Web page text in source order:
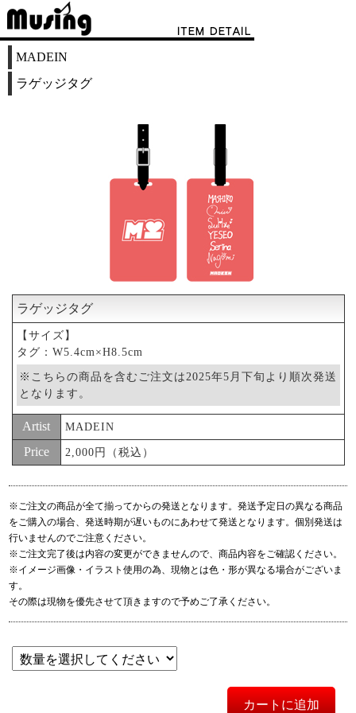
MADEIN
ラゲッジタグ
ラゲッジタグ
【サイズ】
タグ：W5.4cm×H8.5cm
※こちらの商品を含むご注文は2025年5月下旬より順次発送
となります。
Artist MADEIN
Price 2,000円（税込）
※ご注文の商品が全て揃ってからの発送となります。発送予定日の異なる商品
をご購入の場合、発送時期が遅いものにあわせて発送となります。個別発送は
行いませんのでご注意ください。
※ご注文完了後は内容の変更ができませんので、商品内容をご確認ください。
※イメージ画像・イラスト使用の為、現物とは色・形が異なる場合がございま
す。
その際は現物を優先させて頂きますので予めご了承ください。
カートに追加